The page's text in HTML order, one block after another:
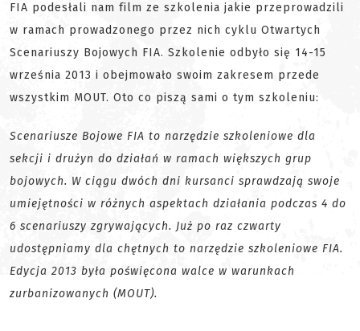
FIA podesłali nam film ze szkolenia jakie przeprowadzili
w ramach prowadzonego przez nich cyklu Otwartych
Scenariuszy Bojowych FIA. Szkolenie odbyło się 14-15
września 2013 i obejmowało swoim zakresem przede
wszystkim MOUT. Oto co piszą sami o tym szkoleniu:
Scenariusze Bojowe FIA to narzędzie szkoleniowe dla
sekcji i drużyn do działań w ramach większych grup
bojowych. W ciągu dwóch dni kursanci sprawdzają swoje
umiejętności w różnych aspektach działania podczas 4 do
6 scenariuszy zgrywających. Już po raz czwarty
udostępniamy dla chętnych to narzędzie szkoleniowe FIA.
Edycja 2013 była poświęcona walce w warunkach
zurbanizowanych (MOUT).